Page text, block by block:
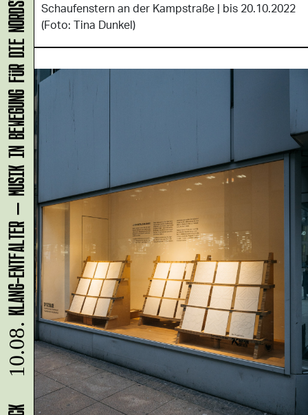
Schaufenstern an der Kampstraße | bis 20.10.2022
(Foto: Tina Dunkel)
10.08.
KLANG-ENTFALTER – MUSIK IN BEWEGUNG FÜR DIE NORDSTADT